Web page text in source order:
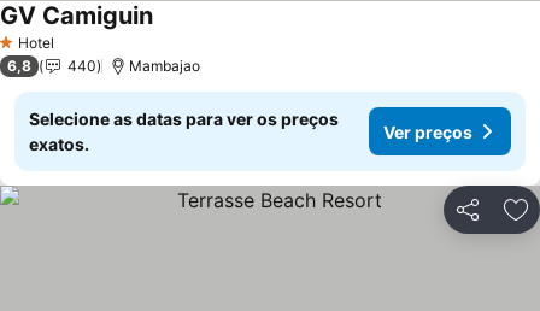
1 Estrelas
Hotel
GV Camiguin
6,8 440 Mambajao
Selecione as datas para ver os preços
exatos.
Ver preços
Partilhar